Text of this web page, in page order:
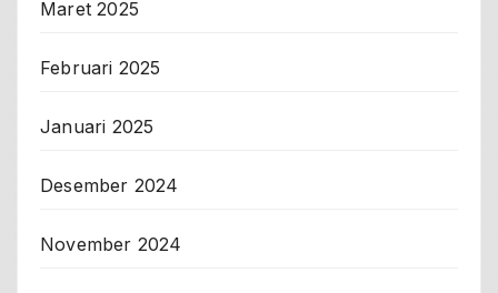
Maret 2025
Februari 2025
Januari 2025
Desember 2024
November 2024